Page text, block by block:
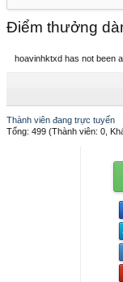
Điểm thưởng
hoavinhktxd has not been
Thành viên đang trực tuyến
Tổng: 499 (Thành viên: 0,